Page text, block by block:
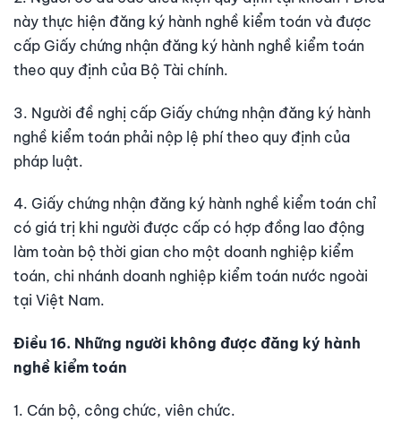
này thực hiện đăng ký hành nghề kiểm toán và được
cấp Giấy chứng nhận đăng ký hành nghề kiểm toán
theo quy định của Bộ Tài chính.
3. Người đề nghị cấp Giấy chứng nhận đăng ký hành
nghề kiểm toán phải nộp lệ phí theo quy định của
pháp luật.
4. Giấy chứng nhận đăng ký hành nghề kiểm toán chỉ
có giá trị khi người được cấp có hợp đồng lao động
làm toàn bộ thời gian cho một doanh nghiệp kiểm
toán, chi nhánh doanh nghiệp kiểm toán nước ngoài
tại Việt Nam.
Điều 16. Những người không được đăng ký hành
nghề kiểm toán
1. Cán bộ, công chức, viên chức.